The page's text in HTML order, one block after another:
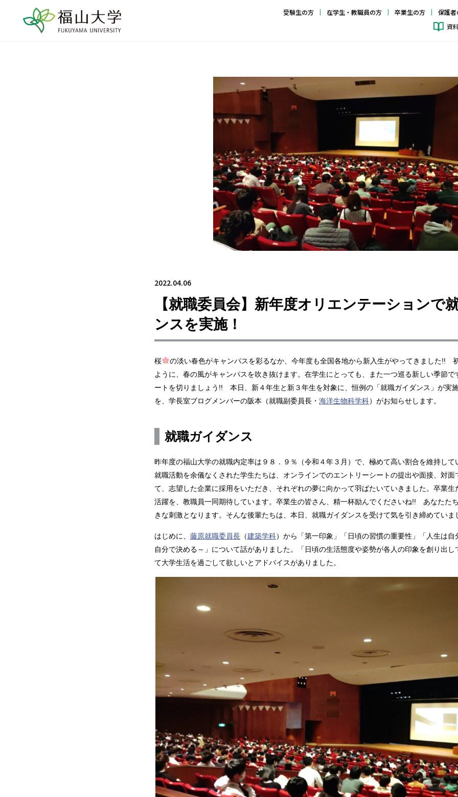
受験生の方 在学生・教職員の方 卒業生の方
保護者
資
2022.04.06
【就職委員会】新年度オリエンテーションで
ンスを実施！
桜
の淡い春色がキャンパスを彩るなか、今年度も全国各地から新入生がやってきました!!
ように、春の風がキャンパスを吹き抜けます。在学生にとっても、また一つ巡る新しい季節
ートを切りましょう!! 本日、新４年生と新３年生を対象に、恒例の「就職ガイダンス」が実
を、学長室ブログメンバーの阪本（就職副委員長・ 海洋生物科学科）がお知らせします。
就職ガイダンス
昨年度の福山大学の就職内定率は９８．９％（令和４年３月）で、極めて高い割合を維持して
就職活動を余儀なくされた学生たちは、オンラインでのエントリーシートの提出や面接、対面
て、志望した企業に採用をいただき、それぞれの夢に向かって羽ばたいていきました。卒業生
活躍を、教職員一同期待しています。卒業生の皆さん、精一杯励んでくださいね!! あなたた
きな刺激となります。そんな後輩たちは、本日、就職ガイダンスを受けて気を引き締めていま
はじめに、 藤原就職委員長 （建築学科）から「第一印象」「日頃の習慣の重要性」「人生は
自分で決める～」について話がありました。「日頃の生活態度や姿勢が各人の印象を創り出
て大学生活を過ごして欲しいとアドバイスがありました。